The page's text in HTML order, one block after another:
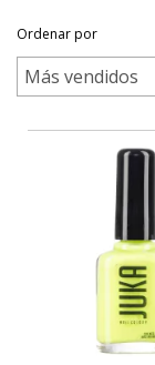
Ordenar por